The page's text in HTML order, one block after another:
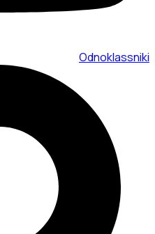
Odnoklassniki